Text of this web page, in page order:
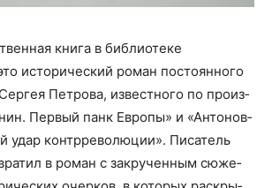
кни­га в биб­лио­те­ке
исто­ри­че­ский роман посто­ян­но­го
Пет­ро­ва, извест­но­го по про­из­
Пер­вый панк Евро­пы» и «Анто­нов­
удар контр­ре­во­лю­ции». Писа­тель
в роман с закру­чен­ным сюже­